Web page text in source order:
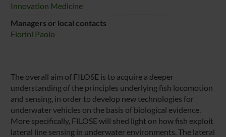
Innovation Medicine
Managers or local contacts
Fiorini Paolo
The overall aim of FILOSE is to acquire a deeper
understanding of the principles underlying fish locomotion
and sensing, in order to develop new technologies for
underwater vehicles on the basis of biological evidence.
More specifically, FILOSE will shed light on how fish exploit
lateral line sensing in underwater environments. The lateral